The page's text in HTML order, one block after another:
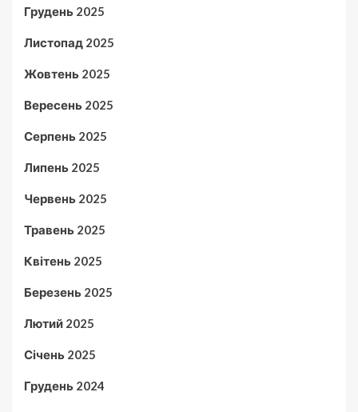
Грудень 2025
Листопад 2025
Жовтень 2025
Вересень 2025
Серпень 2025
Липень 2025
Червень 2025
Травень 2025
Квітень 2025
Березень 2025
Лютий 2025
Січень 2025
Грудень 2024